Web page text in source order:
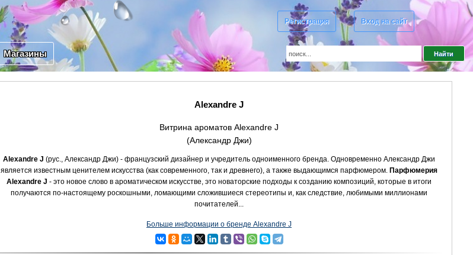
Регистрация Вход на сайт
Магазины
Alexandre J
Витрина ароматов Alexandre J
(Александр Джи)
Alexandre J (рус., Александр Джи) - французский дизайнер и учредитель одноименного бренда. Одновременно Александр Джи
является известным ценителем искусства (как современного, так и древнего), а также выдающимся парфюмером. Парфюмерия
Alexandre J - это новое слово в ароматическом искусстве, это новаторские подходы к созданию композиций, которые в итоги
получаются по-настоящему роскошными, ломающими сложившиеся стереотипы и, как следствие, любимыми миллионами
почитателей...
Больше информации о бренде Alexandre J